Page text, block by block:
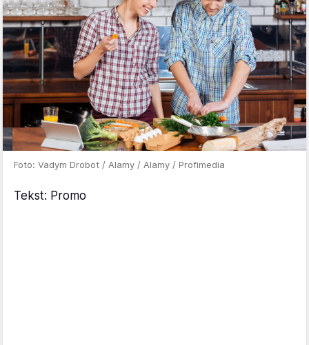
Foto: Vadym Drobot / Alamy / Alamy / Profimedia
Tekst: Promo